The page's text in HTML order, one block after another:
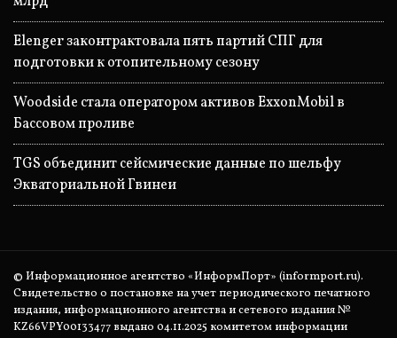
Elenger законтрактовала пять партий СПГ для
подготовки к отопительному сезону
Woodside стала оператором активов ExxonMobil в
Бассовом проливе
TGS объединит сейсмические данные по шельфу
Экваториальной Гвинеи
© Информационное агентство «ИнформПорт» (informport.ru).
Свидетельство о постановке на учет периодического печатного
издания, информационного агентства и сетевого издания №
KZ66VPY00133477 выдано 04.11.2025 комитетом информации